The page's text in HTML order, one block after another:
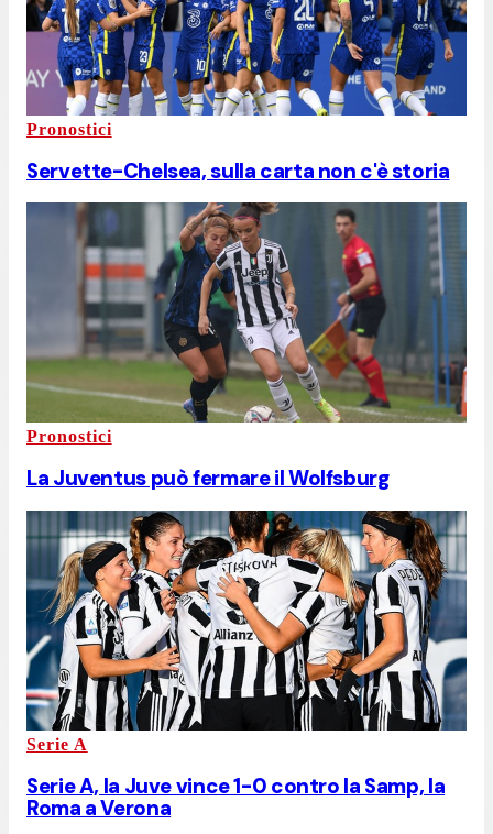
Pronostici
Servette-Chelsea, sulla carta non c'è storia
Pronostici
La Juventus può fermare il Wolfsburg
Serie A
Serie A, la Juve vince 1-0 contro la Samp, la
Roma a Verona